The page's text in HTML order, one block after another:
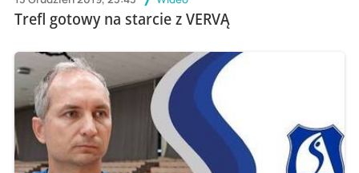
Trefl gotowy na starcie z VERVĄ